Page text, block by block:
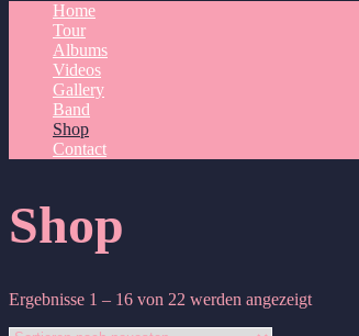
Home
Tour
Albums
Videos
Gallery
Band
Shop
Contact
Shop
Ergebnisse 1 – 16 von 22 werden angezeigtNach